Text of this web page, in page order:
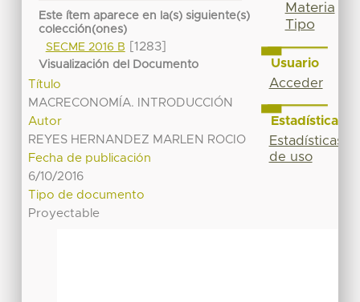
Este ítem aparece en la(s) siguiente(s)
colección(ones)
SECME 2016 B
[1283]
Visualización del Documento
Título
MACRECONOMÍA. INTRODUCCIÓN
Autor
REYES HERNANDEZ MARLEN ROCIO
Fecha de publicación
6/10/2016
Tipo de documento
Proyectable
Materia
Tipo
Usuario
Acceder
Estadísticas
Estadísticas
de uso